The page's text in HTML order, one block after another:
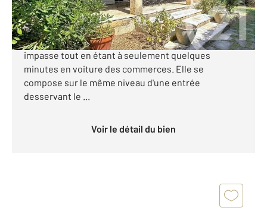
Antibes - Les Groules : Maison individuelle d'environ
130m² habitables au calme situé au bout d'une
impasse tout en étant à seulement quelques
minutes en voiture des commerces. Elle se
compose sur le même niveau d'une entrée
desservant le ...
Voir le détail du bien